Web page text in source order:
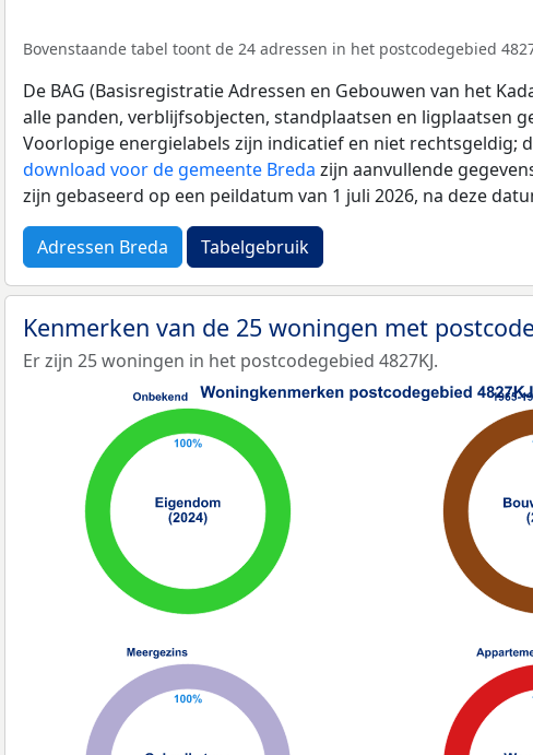
Bovenstaande tabel toont de 24 adressen in het postcodegebied
De BAG (Basisregistratie Adressen en Gebouwen van het
alle panden, verblijfsobjecten, standplaatsen en ligplaatsen
Voorlopige energielabels zijn indicatief en niet rechtsgeldig;
download voor de gemeente Breda zijn aanvullende
zijn gebaseerd op een peildatum van 1 juli 2026, na deze
Adressen Breda Tabelgebruik
Kenmerken van de 25 woningen met postcode
Er zijn 25 woningen in het postcodegebied 4827KJ.